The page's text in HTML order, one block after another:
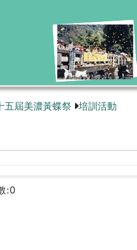
五屆美濃黃蝶祭 培訓活動
:0